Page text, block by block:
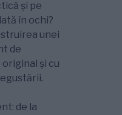
și pe
în ochi?
unei
de
și cu
de la